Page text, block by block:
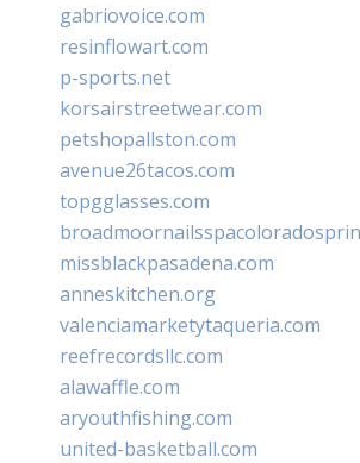
gabriovoice.com
resinflowart.com
p-sports.net
korsairstreetwear.com
petshopallston.com
avenue26tacos.com
topgglasses.com
missblackpasadena.com
anneskitchen.org
valenciamarketytaqueria.com
reefrecordsllc.com
alawaffle.com
aryouthfishing.com
united-basketball.com